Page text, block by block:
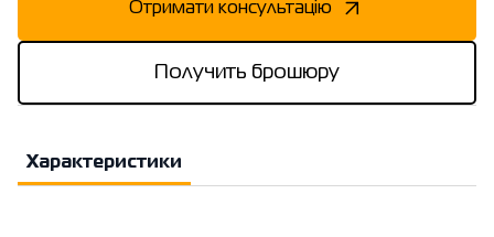
Отримати консультацію
Получить брошюру
Характеристики